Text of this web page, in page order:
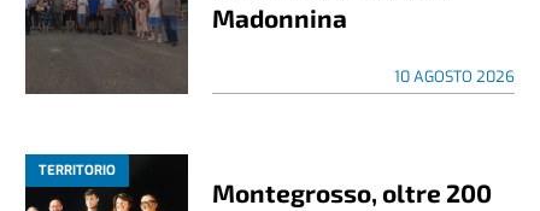
Madonnina
10 AGOSTO 2026
TERRITORIO
Montegrosso, oltre 200